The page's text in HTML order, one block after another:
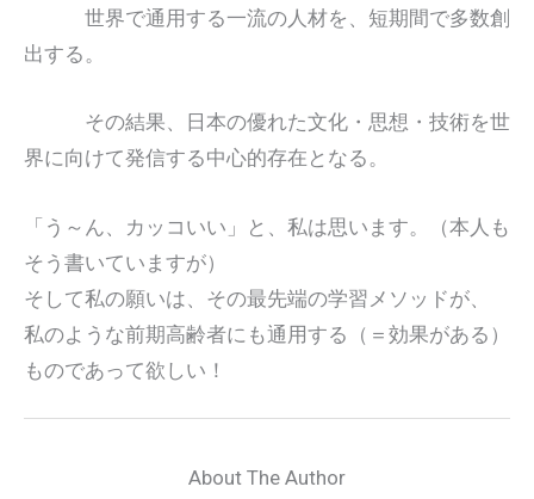
世界で通用する一流の人材を、短期間で多数創
出する。
その結果、日本の優れた文化・思想・技術を世
界に向けて発信する中心的存在となる。
「う～ん、カッコいい」と、私は思います。（本人も
そう書いていますが）
そして私の願いは、その最先端の学習メソッドが、
私のような前期高齢者にも通用する（＝効果がある）
ものであって欲しい！
About The Author